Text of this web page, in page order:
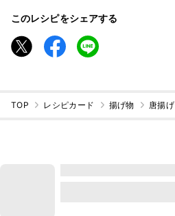
このレシピをシェアする
TOP レシピカード 揚げ物 唐揚げ